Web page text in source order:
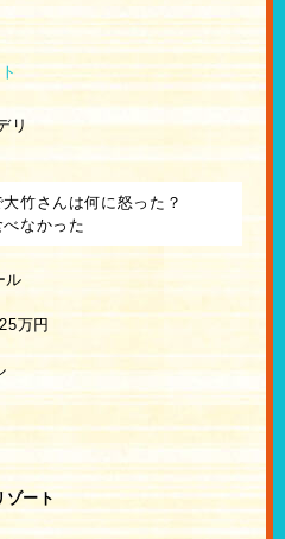
リ
竹さんは何に怒った？
なかった
ル
万円
ゾート